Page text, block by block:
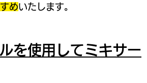
めいたします。
を使用してミキサー